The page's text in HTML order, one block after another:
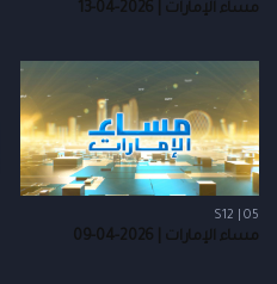
مساء الإمارات | 2026-04-13
S12 | 05
مساء الإمارات | 2026-04-09